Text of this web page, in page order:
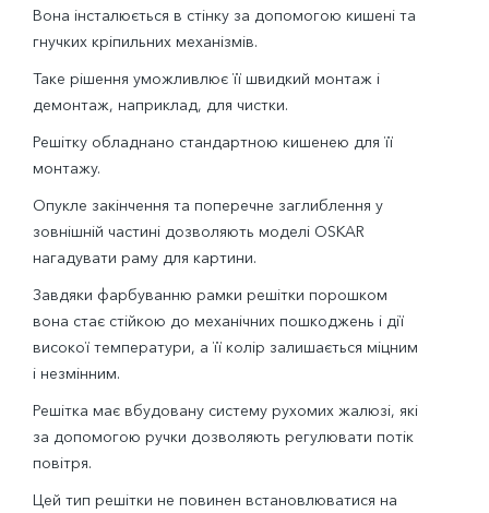
Вона інсталюється в стінку за допомогою кишені та
гнучких кріпильних механізмів.
Таке рішення уможливлює її швидкий монтаж і
демонтаж, наприклад, для чистки.
Решітку обладнано стандартною кишенею для її
монтажу.
Опукле закінчення та поперечне заглиблення у
зовнішній частині дозволяють моделі OSKAR
нагадувати раму для картини.
Завдяки фарбуванню рамки решітки порошком
вона стає стійкою до механічних пошкоджень і дії
високої температури, а її колір залишається міцним
і незмінним.
Решітка має вбудовану систему рухомих жалюзі, які
за допомогою ручки дозволяють регулювати потік
повітря.
Цей тип решітки не повинен встановлюватися на